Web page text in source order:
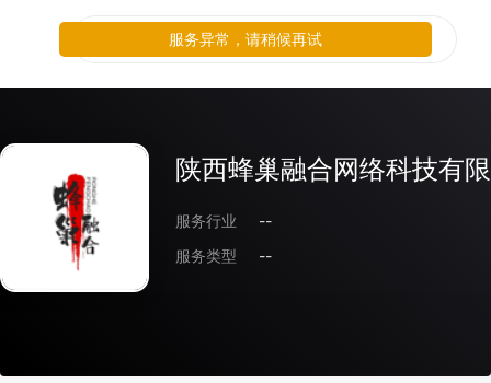
陕西蜂巢融合网络科技有
服务行业
--
服务类型
--
服务异常，请稍候再试